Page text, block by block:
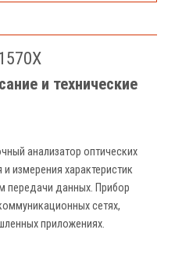
и технические
анализатор оптических
измерения характеристик
передачи данных. Прибор
сетях,
приложениях.